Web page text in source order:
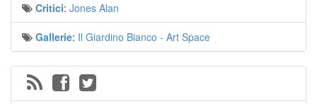
Critici: Jones Alan
Gallerie: Il Giardino Bianco - Art Space